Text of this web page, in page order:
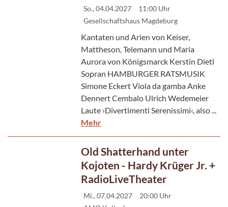
So., 04.04.2027
11:00 Uhr
Gesellschaftshaus Magdeburg
Kantaten und Arien von Keiser,
Mattheson, Telemann und Maria
Aurora von Königsmarck Kerstin Dietl
Sopran HAMBURGER RATSMUSIK
Simone Eckert Viola da gamba Anke
Dennert Cembalo Ulrich Wedemeier
Laute ›Divertimenti Serenissimi‹, also ...
Mehr
Old Shatterhand unter
Kojoten - Hardy Krüger Jr. +
RadioLiveTheater
Mi., 07.04.2027
20:00 Uhr